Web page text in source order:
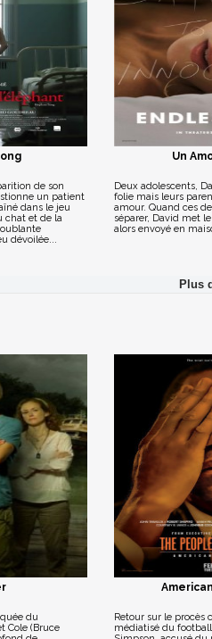
de son
un patient
dans le jeu
chat et de la
dévoilée...
Un
Deux adolescents,
folie mais leurs
amour. Quand ces
séparer, David met
alors envoyé en
du
Cole (Bruce
Retour sur le procès
médiatisé du